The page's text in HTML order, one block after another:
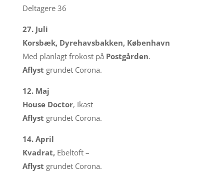
Deltagere 36
27. Juli
Korsbæk, Dyrehavsbakken, København
Med planlagt frokost på Postgården.
Aflyst grundet Corona.
12. Maj
House Doctor, Ikast
Aflyst grundet Corona.
14. April
Kvadrat,Ebeltoft –
Aflyst grundet Corona.